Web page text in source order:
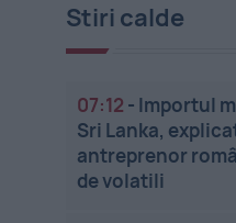
Stiri calde
07:12 - Importul
Sri Lanka,
antreprenor
de volatili